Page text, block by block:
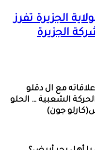
الجزيرة تفرز
الجزيرة
مع ال دقلو
الشعبية … الحلو
جون)